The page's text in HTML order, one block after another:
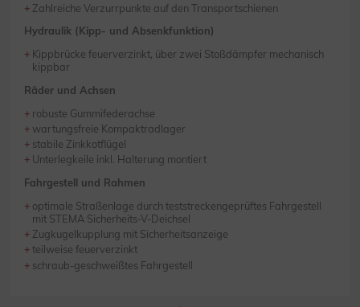
Zahlreiche Verzurrpunkte auf den Transportschienen
Hydraulik (Kipp- und Absenkfunktion)
Kippbrücke feuerverzinkt, über zwei Stoßdämpfer mechanisch
kippbar
Räder und Achsen
robuste Gummifederachse
wartungsfreie Kompaktradlager
stabile Zinkkotflügel
Unterlegkeile inkl. Halterung montiert
Fahrgestell und Rahmen
optimale Straßenlage durch teststreckengeprüftes Fahrgestell
mit STEMA Sicherheits-V-Deichsel
Zugkugelkupplung mit Sicherheitsanzeige
teilweise feuerverzinkt
schraub-geschweißtes Fahrgestell